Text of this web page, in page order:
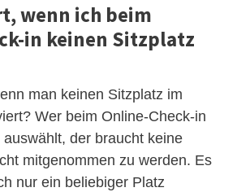
wenn ich beim
in keinen Sitzplatz
man keinen Sitzplatz im
Wer beim Online-Check-in
der braucht keine
mitgenommen zu werden. Es
nur ein beliebiger Platz